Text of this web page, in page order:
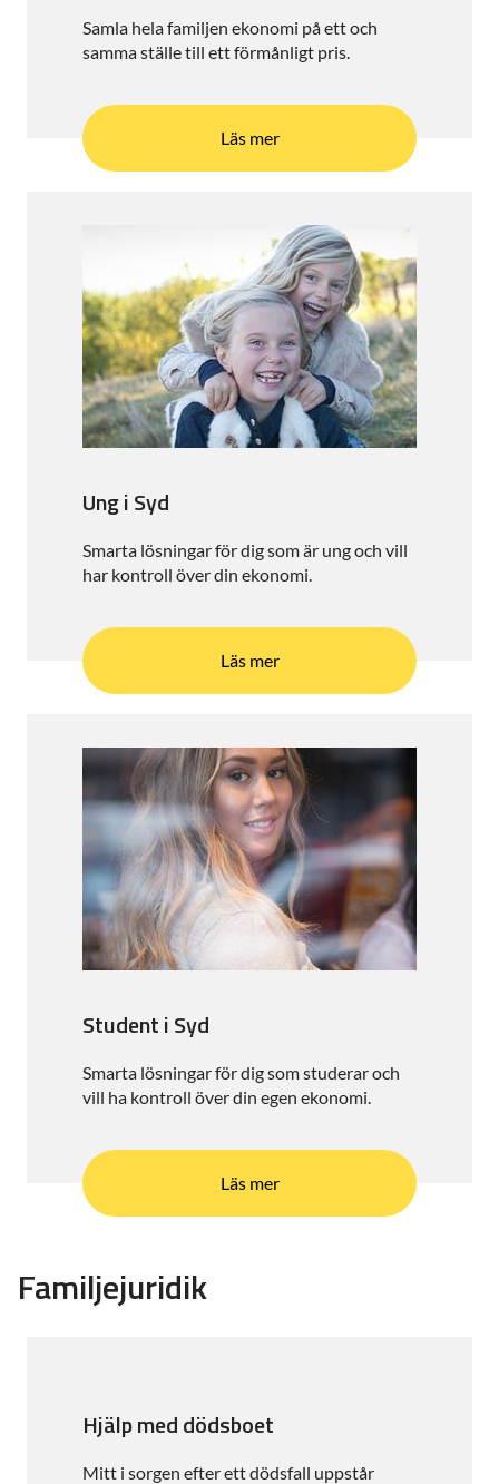
Samla hela familjen ekonomi på ett och
samma ställe till ett förmånligt pris.
Läs mer
Ung i Syd
Smarta lösningar för dig som är ung och vill
har kontroll över din ekonomi.
Läs mer
Student i Syd
Smarta lösningar för dig som studerar och
vill ha kontroll över din egen ekonomi.
Läs mer
Familjejuridik
Hjälp med dödsboet
Mitt i sorgen efter ett dödsfall uppstår